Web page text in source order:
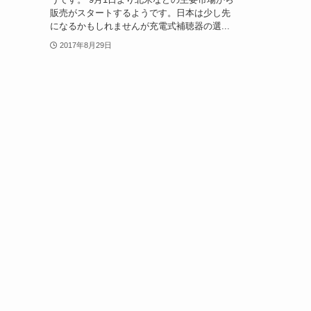
販売がスタートするようです。日本は少し先
になるかもしれませんが充電式補聴器の選...
2017年8月29日